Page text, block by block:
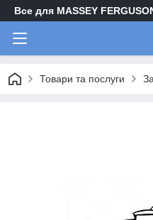
Все для MASSEY
Товари та послуги